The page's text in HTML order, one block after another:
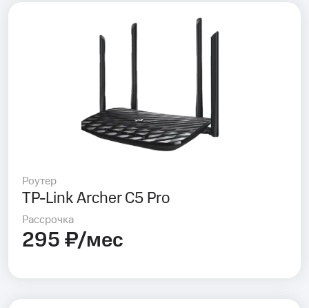
Роутер
TP-Link Archer C5 Pro
Рассрочка
295 ₽/мес